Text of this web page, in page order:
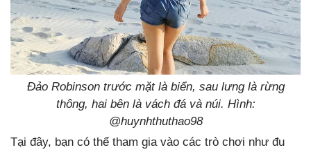
Đảo Robinson trước mặt là biển, sau lưng là rừng
thông, hai bên là vách đá và núi. Hình:
@huynhthuthao98
Tại đây, bạn có thể tham gia vào các trò chơi như đu